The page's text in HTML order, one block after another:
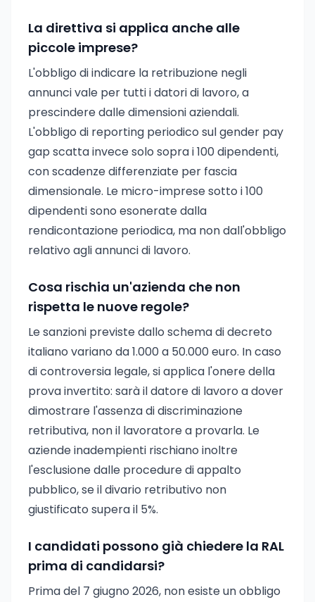
La direttiva si applica anche alle
piccole imprese?
L'obbligo di indicare la retribuzione negli
annunci vale per tutti i datori di lavoro, a
prescindere dalle dimensioni aziendali.
L'obbligo di reporting periodico sul gender pay
gap scatta invece solo sopra i 100 dipendenti,
con scadenze differenziate per fascia
dimensionale. Le micro-imprese sotto i 100
dipendenti sono esonerate dalla
rendicontazione periodica, ma non dall'obbligo
relativo agli annunci di lavoro.
Cosa rischia un'azienda che non
rispetta le nuove regole?
Le sanzioni previste dallo schema di decreto
italiano variano da 1.000 a 50.000 euro. In caso
di controversia legale, si applica l'onere della
prova invertito: sarà il datore di lavoro a dover
dimostrare l'assenza di discriminazione
retributiva, non il lavoratore a provarla. Le
aziende inadempienti rischiano inoltre
l'esclusione dalle procedure di appalto
pubblico, se il divario retributivo non
giustificato supera il 5%.
I candidati possono già chiedere la RAL
prima di candidarsi?
Prima del 7 giugno 2026, non esiste un obbligo